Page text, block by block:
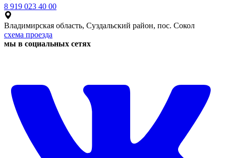
8 919 023 40 00
Владимирская область, Суздальский район, пос. Сокол
схема проезда
мы в социальных сетях